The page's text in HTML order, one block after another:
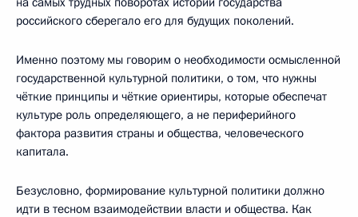
российского сберегало его для будущих поколений.
Именно поэтому мы говорим о необходимости осмысленной
государственной культурной политики, о том, что нужны
чёткие принципы и чёткие ориентиры, которые обеспечат
культуре роль определяющего, а не периферийного
фактора развития страны и общества, человеческого
капитала.
Безусловно, формирование культурной политики должно
идти в тесном взаимодействии власти и общества. Как